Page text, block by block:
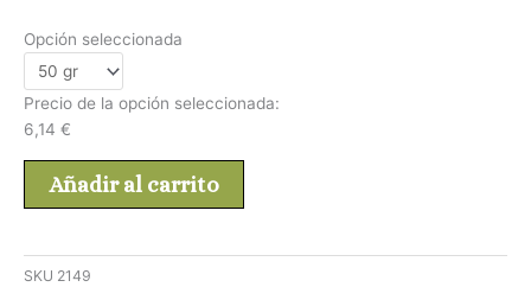
Opción seleccionada
Precio de la opción seleccionada:
6,14 €
Añadir al carrito
SKU 2149